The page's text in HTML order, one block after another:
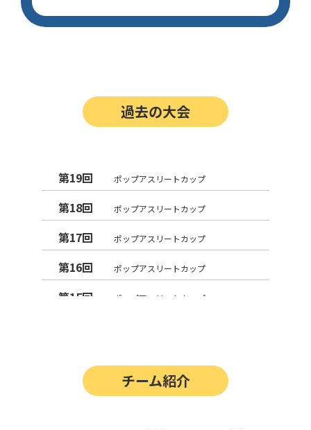
過去の大会
第19回 ポップアスリートカップ
第18回 ポップアスリートカップ
第17回 ポップアスリートカップ
第16回 ポップアスリートカップ
第15回 ポップアスリートカップ
第12回 決勝戦の動画はこちらから
チーム紹介